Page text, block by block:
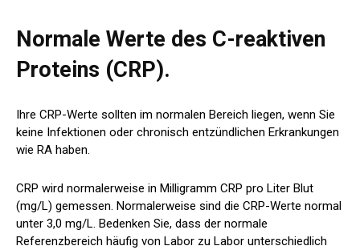
Normale Werte des C-reaktiven
Proteins (CRP).
Ihre CRP-Werte sollten im normalen Bereich liegen, wenn Sie
keine Infektionen oder chronisch entzündlichen Erkrankungen
wie RA haben.
CRP wird normalerweise in Milligramm CRP pro Liter Blut
(mg/L) gemessen. Normalerweise sind die CRP-Werte normal
unter 3,0 mg/L . Bedenken Sie, dass der normale
Referenzbereich häufig von Labor zu Labor unterschiedlich